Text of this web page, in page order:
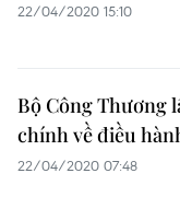
22/04/2020 15:10
Bộ Công Thương
chính về điều
22/04/2020 07:48